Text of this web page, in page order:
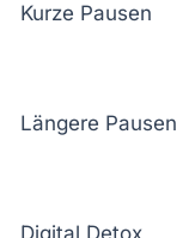
Kurze Pausen
Längere Pausen